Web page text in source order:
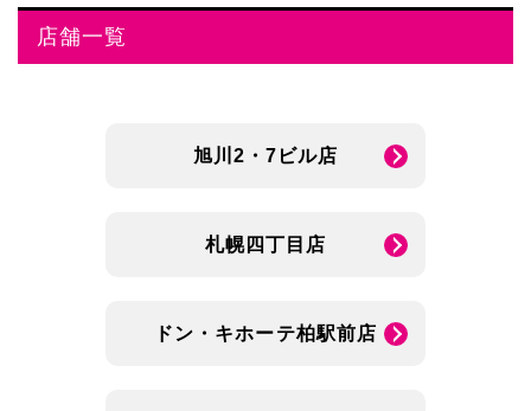
店舗一覧
旭川2・7ビル店
札幌四丁目店
ドン・キホーテ柏駅前店